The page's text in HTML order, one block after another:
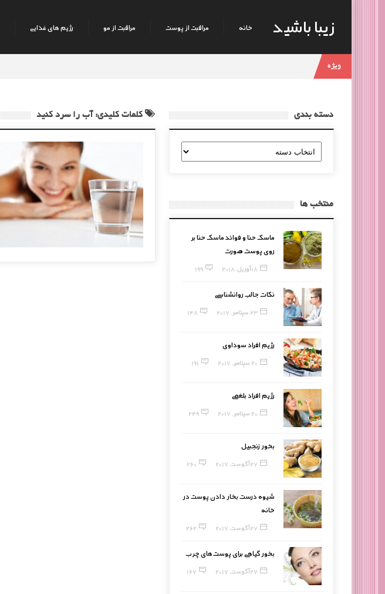
زیبا باشید خانه مراقبت از پوست مراقبت از مو رژیم های غذایی
ویژه
کلمات کلیدی: آب را سرد کنید دسته بندی
دسته
بندی
منتخب ها
ماسک حنا و فوائد ماسک حنا بر
روی پوست صورت
18 آوریل, 2018 199
نکات جالب روانشناسی
23 سپتامبر, 2017 148
رژیم افراد سوداوی
20 سپتامبر, 2017 191
رژیم افراد بلغمی
20 سپتامبر, 2017 249
بخور زنجبیل
27 آگوست, 2017 260
شیوه درست بخار دادن پوست در
خانه
27 آگوست, 2017 262
بخور گیاهی برای پوست‌های چرب
27 آگوست, 2017 167